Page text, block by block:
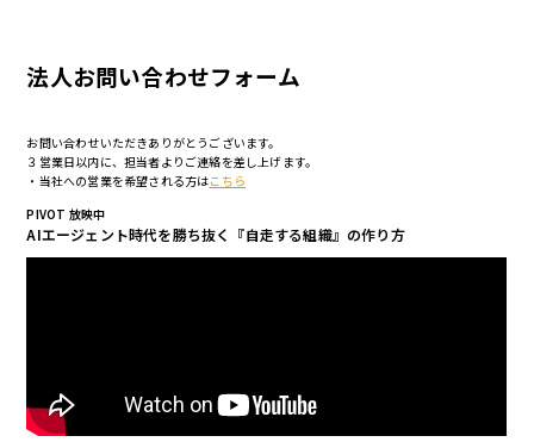
法人お問い合わせフォーム
お問い合わせいただきありがとうございます。
３営業日以内に、担当者よりご連絡を差し上げます。
・当社への営業を希望される方はこちら
PIVOT 放映中
AIエージェント時代を勝ち抜く『自走する組織』の作り方